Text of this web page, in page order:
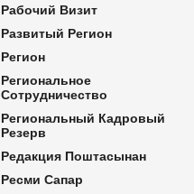
Рабочий Визит
Развитый Регион
Регион
Региональное
Сотрудничество
Региональный Кадровый
Резерв
Редакция Поштасынан
Ресми Сапар